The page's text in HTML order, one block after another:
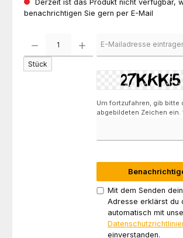
Derzeit ist das Produkt nicht verfügbar,
benachrichtigen Sie gern per E-Mail
Stück
Um fortzufahren, gib bitte
abgebildeten Zeichen ein.
Mit dem Senden
Adresse erklärst du
automatisch mit
einverstanden.